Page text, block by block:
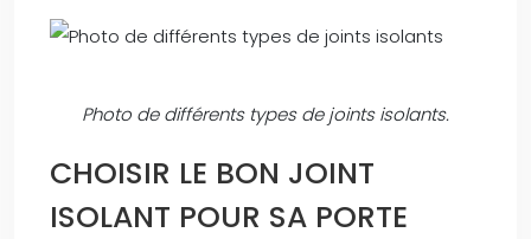
Photo de différents types de joints isolants.
CHOISIR LE BON JOINT
ISOLANT POUR SA PORTE